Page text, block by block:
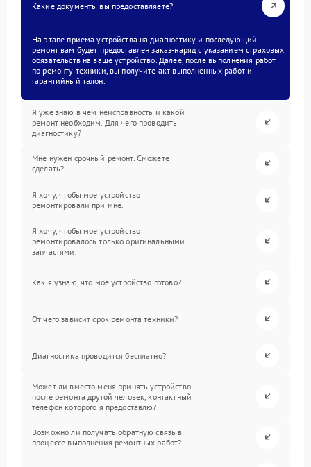
Какие документы вы предоставляете?
На этапе приема устройства на диагностику и последующий
ремонт вам будет предоставлен заказ-наряд с указанием страховых
обязательств на ваше устройство. Далее, после выполнения работ
по ремонту техники, вы получите акт выполненных работ и
гарантийный талон.
Я уже знаю в чем неисправность и какой
ремонт необходим. Для чего проводить
диагностику?
Мне нужен срочный ремонт. Сможете
сделать?
Я хочу, чтобы мое устройство
ремонтировали при мне.
Я хочу, чтобы мое устройство
ремонтировалось только оригинальными
запчастями.
Как я узнаю, что мое устройство готово?
От чего зависит срок ремонта техники?
Диагностика проводится бесплатно?
Может ли вместо меня принять устройство
после ремонта другой человек, контактный
телефон которого я предоставлю?
Возможно ли получать обратную связь в
процессе выполнения ремонтных работ?